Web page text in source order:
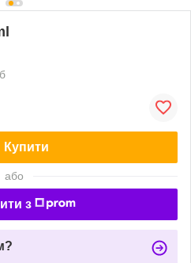
Купити
або
з